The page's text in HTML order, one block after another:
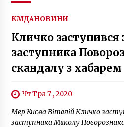
КМДАНОВИНИ
Кличко заступився
заступника
скандалу з хабарем
Чт Тра 7 , 2020
Мер Києва Віталій Кличко
заступника Миколу